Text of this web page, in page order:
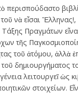
νὰ εἶσαι
Πραγμάτων
τῆς
τοῦ ἀτόμου, ἀλλὰ
δημιουργήματος
λειτουργεῖ ὡς
στοιχείων.